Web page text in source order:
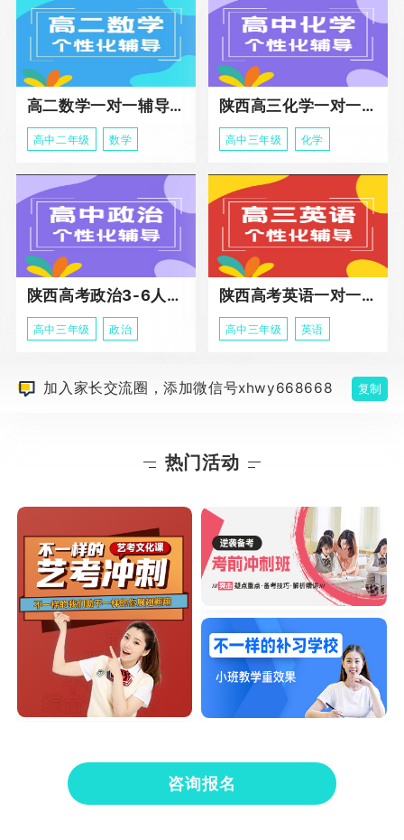
高二数学一对一辅导课程
高中二年级 数学
陕西高三化学一对一个性化辅导课程
高中三年级 化学
陕西高考政治3-6人班课程
高中三年级 政治
陕西高考英语一对一冲刺课程
高中三年级 英语
加入家长交流圈，添加微信号xhwy668668 复制
热门活动
咨询报名